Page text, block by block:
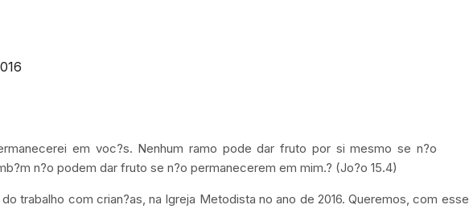
em voc?s. Nenhum ramo pode dar fruto por si mesmo se n?o
n?o podem dar fruto se n?o permanecerem em mim.? (Jo?o 15.4)
trabalho com crian?as, na Igreja Metodista no ano de 2016. Queremos, com esse